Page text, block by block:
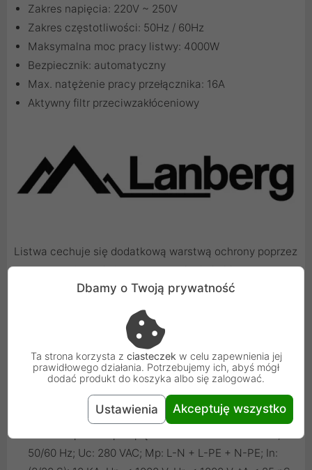
Zakres napięcia: 220V ~ 250V
Zakres częstotliwości: 50Hz / 60Hz
Maksymalna moc pracy listwy: 4000W
Bezpiecznik: automatyczny
Max. natężenie pracy przełącznika: 16A
Aktywny filtr przeciwzakłóceniowy
Listwa cechuje się dodatkową warstwą ochrony poprzez
zastosowanie nadmiarowego przekroju kabla co
gwarantuje pełną, nieprzerwaną pracę urządzenia
podczas pracy na pełnym obciążeniu. Dzięki temu z
powodzeniem może być wykorzystywana w
profesjonalnym środowisku serwerowym.
Właściwości:
50/60 Hz; Uc: 280 VAC; Mp: L-N + L-PE + N-PE; In:
Dbamy o Twoją prywatność
Ta strona korzysta z ciasteczek w celu zapewnienia jej
prawidłowego działania. Potrzebujemy ich, abyś mógł
dodać produkt do koszyka albo się zalogować.
Ustawienia Akceptuję wszystko